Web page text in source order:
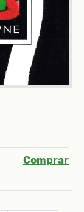
Comprar